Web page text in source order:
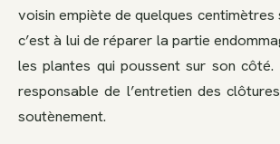
voisin empiète de quelques
c’est à lui de réparer la partie
les plantes qui poussent sur son
responsable de l’entretien des
soutènement.